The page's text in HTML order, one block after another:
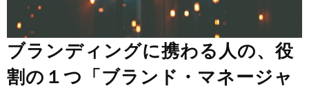
ブランディングに携わる人の、役
割の１つ「ブランド・マネージャ